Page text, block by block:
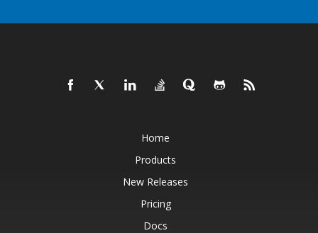
Home
Products
New Releases
Pricing
Docs